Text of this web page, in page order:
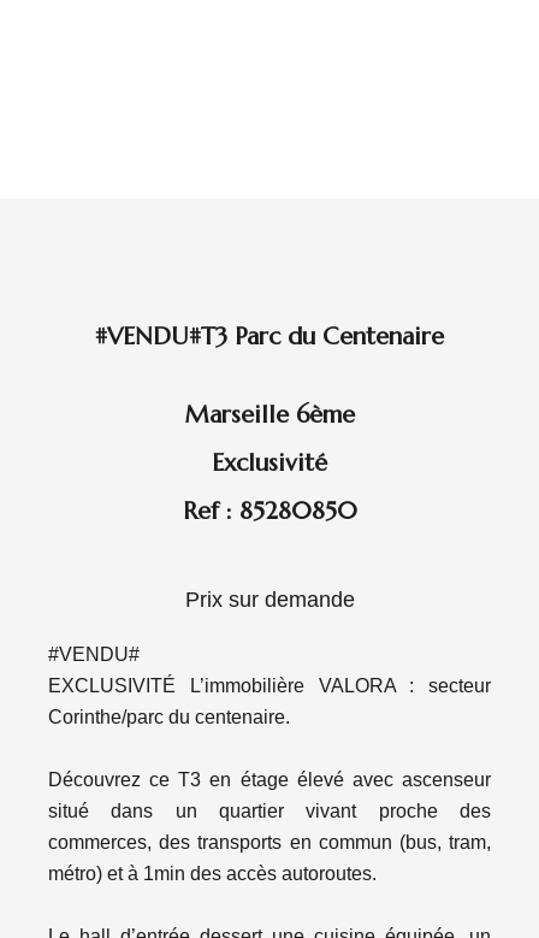
#VENDU#T3 Parc du Centenaire
Marseille 6ème
Exclusivité
Ref : 85280850
Prix sur demande
#VENDU#
EXCLUSIVITÉ L’immobilière VALORA : secteur
Corinthe/parc du centenaire.
Découvrez ce T3 en étage élevé avec ascenseur
situé dans un quartier vivant proche des
commerces, des transports en commun (bus, tram,
métro) et à 1min des accès autoroutes.